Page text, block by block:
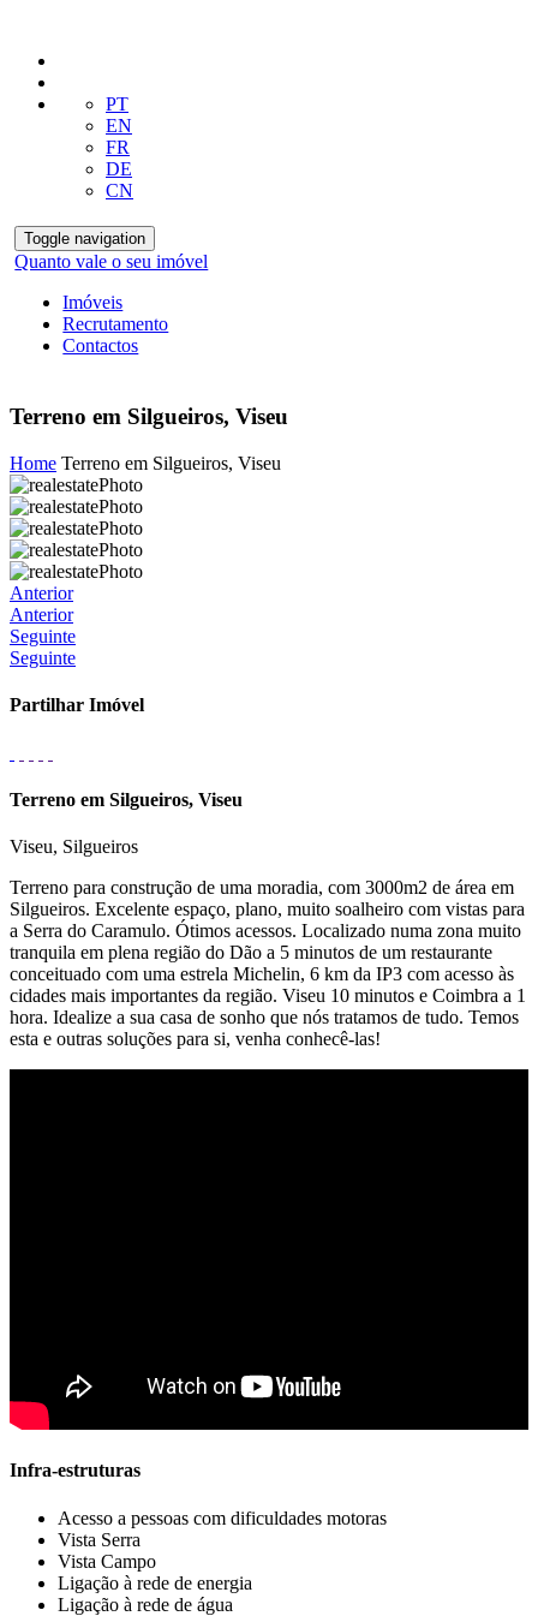
PT
EN
FR
DE
CN
Toggle navigation
Quanto vale o seu imóvel
Imóveis
Recrutamento
Contactos
Terreno em Silgueiros, Viseu
Home Terreno em Silgueiros, Viseu
Anterior
Anterior
Seguinte
Seguinte
Partilhar Imóvel
Terreno em Silgueiros, Viseu
Viseu, Silgueiros
Terreno para construção de uma moradia, com 3000m2 de área em
Silgueiros. Excelente espaço, plano, muito soalheiro com vistas para
a Serra do Caramulo. Ótimos acessos. Localizado numa zona muito
tranquila em plena região do Dão a 5 minutos de um restaurante
conceituado com uma estrela Michelin, 6 km da IP3 com acesso às
cidades mais importantes da região. Viseu 10 minutos e Coimbra a 1
hora. Idealize a sua casa de sonho que nós tratamos de tudo. Temos
esta e outras soluções para si, venha conhecê-las!
Infra-estruturas
Acesso a pessoas com dificuldades motoras
Vista Serra
Vista Campo
Ligação à rede de energia
Ligação à rede de água